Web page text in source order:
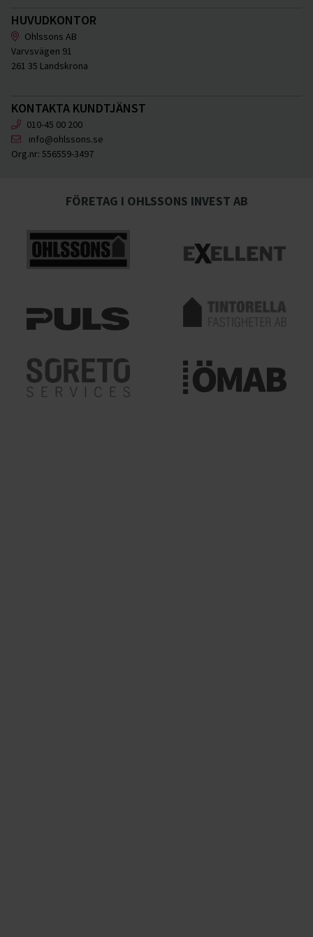
HUVUDKONTOR
Ohlssons AB
Varvsvägen 91
261 35 Landskrona
KONTAKTA KUNDTJÄNST
010-45 00 200
info@ohlssons.se
Org.nr: 556559-3497
FÖRETAG I OHLSSONS INVEST AB